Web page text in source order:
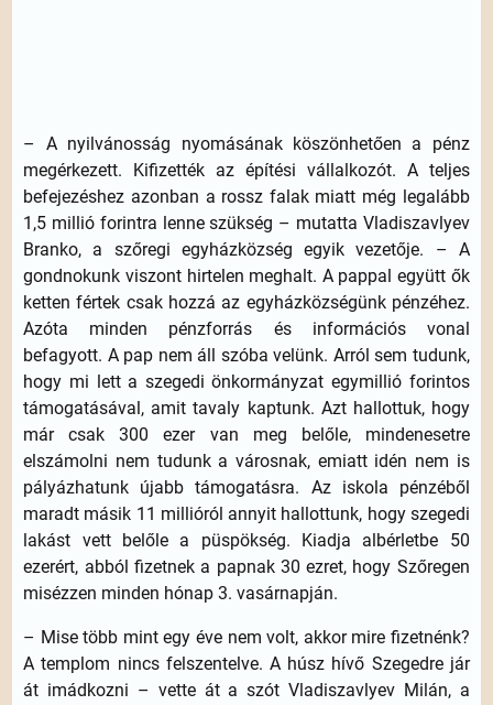
– A nyilvánosság nyomásának köszönhetően a pénz
megérkezett. Kifizették az építési vállalkozót. A teljes
befejezéshez azonban a rossz falak miatt még legalább
1,5 millió forintra lenne szükség – mutatta Vladiszavlyev
Branko, a szőregi egyházközség egyik vezetője. – A
gondnokunk viszont hirtelen meghalt. A pappal együtt ők
ketten fértek csak hozzá az egyházközségünk pénzéhez.
Azóta minden pénzforrás és információs vonal
befagyott. A pap nem áll szóba velünk. Arról sem tudunk,
hogy mi lett a szegedi önkormányzat egymillió forintos
támogatásával, amit tavaly kaptunk. Azt hallottuk, hogy
már csak 300 ezer van meg belőle, mindenesetre
elszámolni nem tudunk a városnak, emiatt idén nem is
pályázhatunk újabb támogatásra. Az iskola pénzéből
maradt másik 11 millióról annyit hallottunk, hogy szegedi
lakást vett belőle a püspökség. Kiadja albérletbe 50
ezerért, abból fizetnek a papnak 30 ezret, hogy Szőregen
misézzen minden hónap 3. vasárnapján.
– Mise több mint egy éve nem volt, akkor mire fizetnénk?
A templom nincs felszentelve. A húsz hívő Szegedre jár
át imádkozni – vette át a szót Vladiszavlyev Milán, a